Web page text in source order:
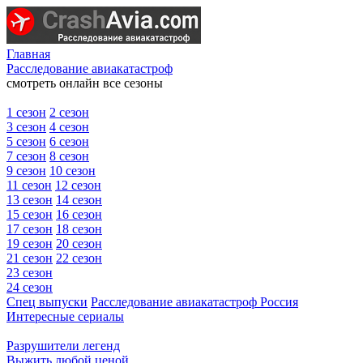
Главная
Расследование авиакатастроф
смотреть онлайн все сезоны
1 сезон 2 сезон
3 сезон 4 сезон
5 сезон 6 сезон
7 сезон 8 сезон
9 сезон 10 сезон
11 сезон 12 сезон
13 сезон 14 сезон
15 сезон 16 сезон
17 сезон 18 сезон
19 сезон 20 сезон
21 сезон 22 сезон
23 сезон
24 сезон
Спец выпуски Расследование авиакатастроф Россия
Интересные сериалы
Разрушители легенд
Выжить любой ценой